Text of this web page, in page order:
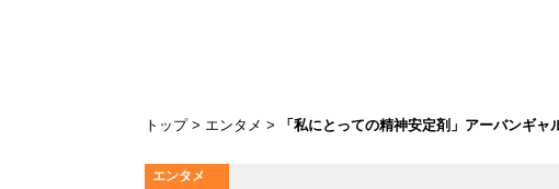
トップ エンタメ
「私にとっての精神安定剤」アーバンギ
エンタメ